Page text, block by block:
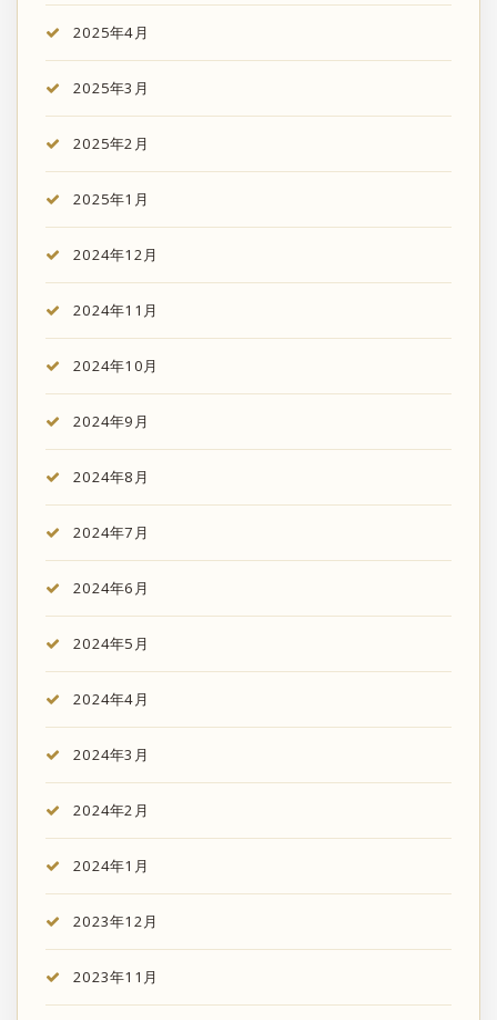
2025年4月
2025年3月
2025年2月
2025年1月
2024年12月
2024年11月
2024年10月
2024年9月
2024年8月
2024年7月
2024年6月
2024年5月
2024年4月
2024年3月
2024年2月
2024年1月
2023年12月
2023年11月